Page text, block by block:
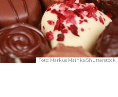
Foto: Markus Mainka/Shutterstock